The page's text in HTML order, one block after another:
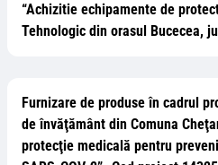
“Achizitie echipamente de
Tehnologic din orasul Bucecea,
Furnizare de produse în cadrul
de învăţământ din Comuna
protecţie medicală pentru